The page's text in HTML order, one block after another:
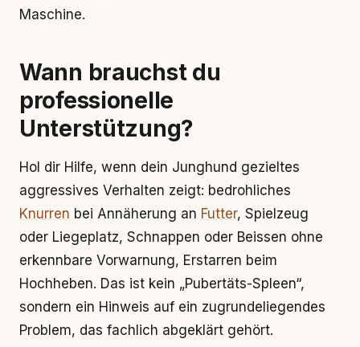
Maschine.
Wann brauchst du
professionelle
Unterstützung?
Hol dir Hilfe, wenn dein Junghund gezieltes
aggressives Verhalten zeigt: bedrohliches
Knurren bei Annäherung an Futter, Spielzeug
oder Liegeplatz, Schnappen oder Beissen ohne
erkennbare Vorwarnung, Erstarren beim
Hochheben. Das ist kein „Pubertäts-Spleen“,
sondern ein Hinweis auf ein zugrundeliegendes
Problem, das fachlich abgeklärt gehört.